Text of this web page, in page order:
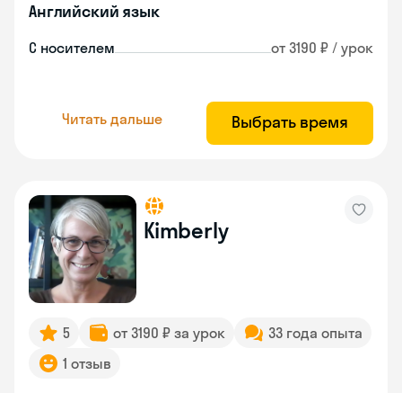
Английский язык
С носителем от 3190 ₽ / урок
Читать дальше Выбрать время
Kimberly
5 от 3190 ₽ за урок
33 года опыта
1 отзыв